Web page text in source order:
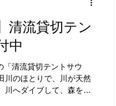
かみ取り」は期間中、毎
お盆期間はじゃらんの
日、受付にてお申し込み
は、お待ちいただく場合
のみでの川遊びのご利
川遊びをご希望の方は、
キャンプ・BBQのご予
清流貸切テン
中
「清流貸切テントサウ
川のほとりで、川が天然
川へダイブして、森を眺